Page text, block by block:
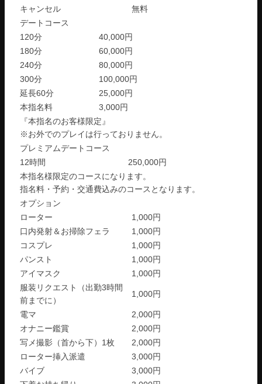
キャンセル
無料
デートコース
120分
40,000円
180分
60,000円
240分
80,000円
300分
100,000円
延長60分
25,000円
本指名料
3,000円
『本指名のお客様限定』
※お外でのプレイは行っておりません。
プレミアムデートコース
12時間
250,000円
本指名様限定のコースになります。
指名料・予約・交通費込みのコースとなります。
オプション
ローター
1,000円
口内発射＆お掃除フェラ
1,000円
コスプレ
1,000円
パンスト
1,000円
アイマスク
1,000円
服装リクエスト（出勤3時間
前までに）
1,000円
電マ
2,000円
オナニー鑑賞
2,000円
写メ撮影（首から下）1枚
2,000円
ローター挿入派遣
3,000円
バイブ
3,000円